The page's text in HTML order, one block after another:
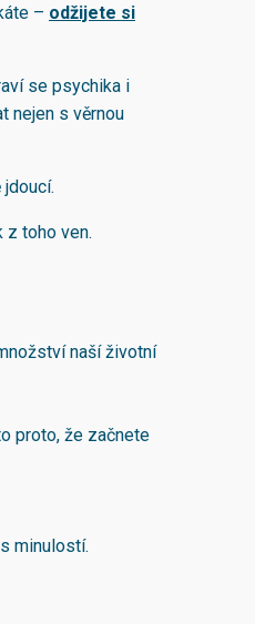
– odžijete si
se psychika i
nejen s věrnou
z toho ven.
naší životní
proto, že začnete
minulostí.